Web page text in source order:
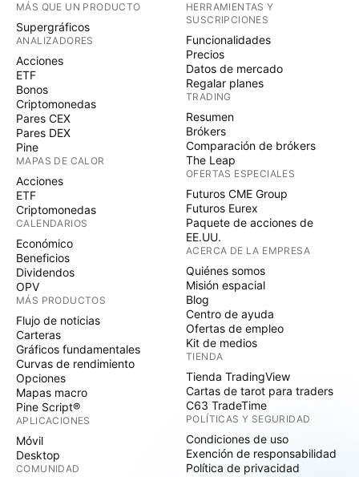
MÁS QUE UN PRODUCTO
Supergráficos
ANALIZADORES
Acciones
ETF
Bonos
Criptomonedas
Pares CEX
Pares DEX
Pine
MAPAS DE CALOR
Acciones
ETF
Criptomonedas
CALENDARIOS
Económico
Beneficios
Dividendos
OPV
MÁS PRODUCTOS
Flujo de noticias
Carteras
Gráficos fundamentales
Curvas de rendimiento
Opciones
Mapas macro
Pine Script®
APLICACIONES
Móvil
Desktop
COMUNIDAD
HERRAMIENTAS Y
SUSCRIPCIONES
Funcionalidades
Precios
Datos de mercado
Regalar planes
TRADING
Resumen
Brókers
Comparación de brókers
The Leap
OFERTAS ESPECIALES
Futuros CME Group
Futuros Eurex
Paquete de acciones de
EE.UU.
ACERCA DE LA EMPRESA
Quiénes somos
Misión espacial
Blog
Centro de ayuda
Ofertas de empleo
Kit de medios
TIENDA
Tienda TradingView
Cartas de tarot para traders
C63 TradeTime
POLÍTICAS Y SEGURIDAD
Condiciones de uso
Exención de responsabilidad
Política de privacidad